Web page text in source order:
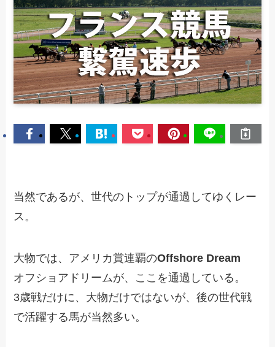
当然であるが、世代のトップが通過してゆくレー
ス。
大物では、アメリカ賞連覇のOffshore Dream
オフショアドリームが、ここを通過している。
3歳戦だけに、大物だけではないが、後の世代戦
で活躍する馬が当然多い。